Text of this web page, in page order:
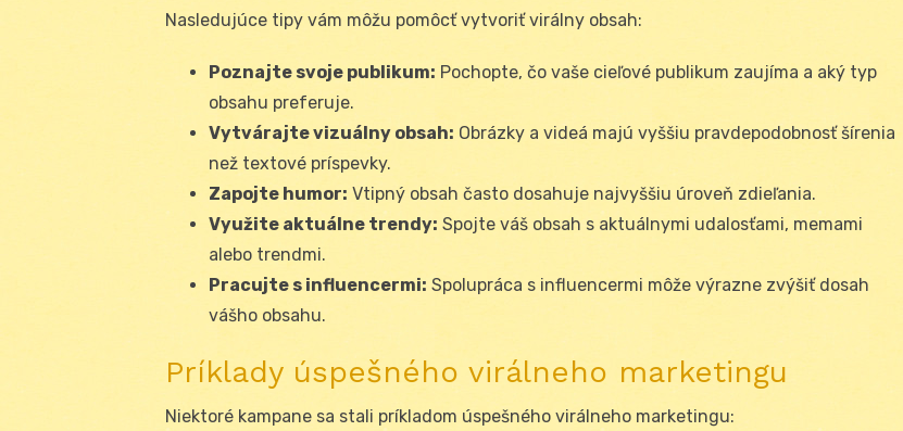
Nasledujúce tipy vám môžu pomôcť vytvoriť virálny obsah:
Poznajte svoje publikum: Pochopte, čo vaše cieľové publikum zaujíma a aký typ
obsahu preferuje.
Vytvárajte vizuálny obsah: Obrázky a videá majú vyššiu pravdepodobnosť šírenia
než textové príspevky.
Zapojte humor: Vtipný obsah často dosahuje najvyššiu úroveň zdieľania.
Využite aktuálne trendy: Spojte váš obsah s aktuálnymi udalosťami, memami
alebo trendmi.
Pracujte s influencermi: Spolupráca s influencermi môže výrazne zvýšiť dosah
vášho obsahu.
Príklady úspešného virálneho marketingu
Niektoré kampane sa stali príkladom úspešného virálneho marketingu: